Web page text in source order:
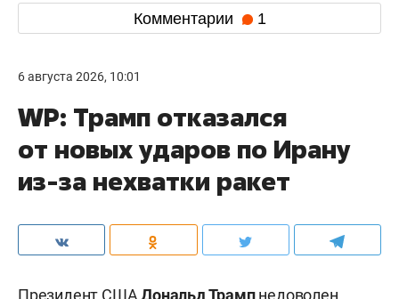
Комментарии 1
6 августа 2026, 10:01
WP: Трамп отказался
от новых ударов по Ирану
из-за нехватки ракет
Президент США Дональд Трампнедоволен